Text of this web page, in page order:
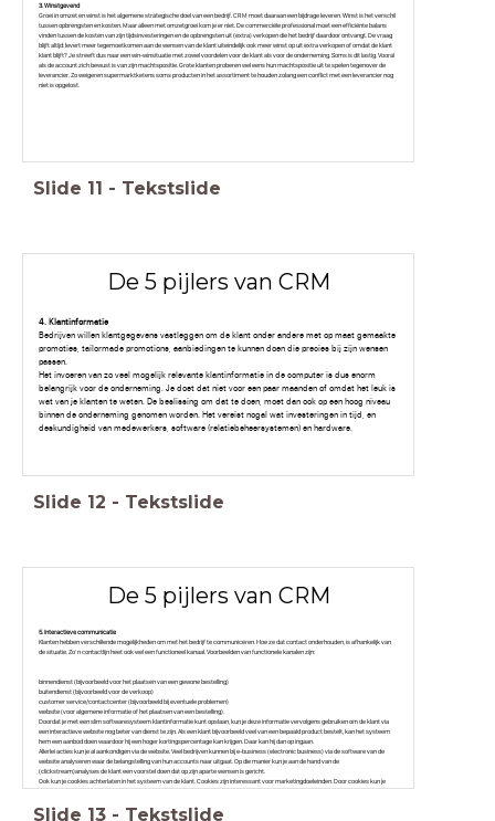
3. Winstgevend
Groei in omzet en winst is het algemene strategische doel van een bedrijf. CRM moet daaraan een bijdrage leveren. Winst is het verschil
tussen opbrengsten en kosten. Maar alleen met omzetgroei kom je er niet. De commerciële professional moet een efficiënte balans
vinden tussen de kosten van zijn tijdsinvesteringen en de opbrengsten uit (extra) verkopen die het bedrijf daardoor ontvangt. De vraag
blijft altijd: levert meer tegemoetkomen aan de wensen van de klant uiteindelijk ook meer winst op uit extra verkopen of omdat de klant
klant blijft? Je streeft dus naar een win-winsituatie met zowel voordelen voor de klant als voor de onderneming. Soms is dit lastig. Vooral
als de account zich bewust is van zijn machtspositie. Grote klanten proberen wel eens hun machtspositie uit te spelen tegenover de
leverancier. Zo weigeren supermarktketens soms producten in het assortiment te houden zolang een conflict met een leverancier nog
niet is opgelost.
Slide 11 - Tekstslide
De 5 pijlers van CRM
4. Klantinformatie
Bedrijven willen klantgegevens vastleggen om de klant onder andere met op maat gemaakte
promoties, tailormade promotions, aanbiedingen te kunnen doen die precies bij zijn wensen
passen.
Het invoeren van zo veel mogelijk relevante klantinformatie in de computer is dus enorm
belangrijk voor de onderneming. Je doet dat niet voor een paar maanden of omdat het leuk is
wat van je klanten te weten. De beslissing om dat te doen, moet dan ook op een hoog niveau
binnen de onderneming genomen worden. Het vereist nogal wat investeringen in tijd, en
deskundigheid van medewerkers, software (relatiebeheersystemen) en hardware.
Slide 12 - Tekstslide
De 5 pijlers van CRM
5. Interactieve communicatie
Klanten hebben verschillende mogelijkheden om met het bedrijf te communiceren. Hoe ze dat contact onderhouden, is afhankelijk van
de situatie. Zo’n contactlijn heet ook wel een functioneel kanaal. Voorbeelden van functionele kanalen zijn:
binnendienst (bijvoorbeeld voor het plaatsen van een gewone bestelling)
buitendienst (bijvoorbeeld voor de verkoop)
customer service/contactcenter (bijvoorbeeld bij eventuele problemen)
website (voor algemene informatie of het plaatsen van een bestelling).
Doordat je met een slim softwaresysteem klantinformatie kunt opslaan, kun je deze informatie vervolgens gebruiken om de klant via
een interactieve website nog beter van dienst te zijn. Als een klant bijvoorbeeld veel van een bepaald product bestelt, kan het systeem
hem een aanbod doen waardoor hij een hoger kortingspercentage kan krijgen. Daar kan hij dan op ingaan.
Allerlei acties kun je al aankondigen via de website. Veel bedrijven kunnen bij e-business (electronic business) via de software van de
website analyseren waar de belangstelling van hun accounts naar uitgaat. Op die manier kun je aan de hand van de
(clickstream)analyses de klant een voorstel doen dat op zijn aparte wensen is gericht.
Ook kun je cookies achterlaten in het systeem van de klant. Cookies zijn interessant voor marketingdoeleinden. Door cookies kun je
opnieuw herkennen en bijhouden wat de gebruiker in het verleden heeft gedaan. Op deze manier kun je de klant advertenties
Slide 13 - Tekstslide